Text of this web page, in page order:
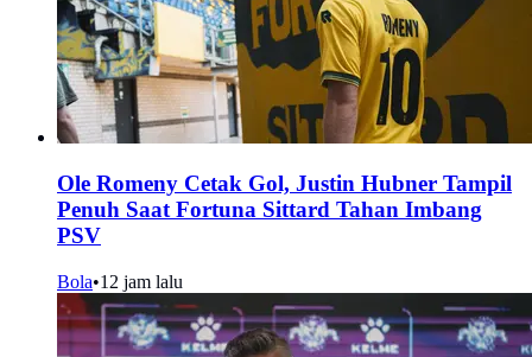
Ole Romeny Cetak Gol, Justin Hubner Tampil
Penuh Saat Fortuna Sittard Tahan Imbang
PSV
Bola•12 jam lalu